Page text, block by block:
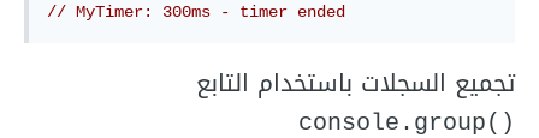
// MyTimer: 300ms - timer ended
تجميع السجلات باستخدام التابع
()console.group